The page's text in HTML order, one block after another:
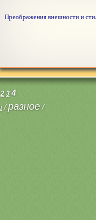
Преображения внешности и
2 3 4
/разное/